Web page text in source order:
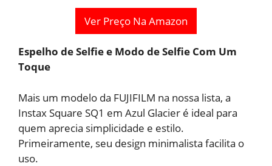
Ver Preço Na Amazon
Espelho de Selfie e Modo de Selfie Com Um
Toque
Mais um modelo da FUJIFILM na nossa lista, a
Instax Square SQ1 em Azul Glacier é ideal para
quem aprecia simplicidade e estilo.
Primeiramente, seu design minimalista facilita o
uso.